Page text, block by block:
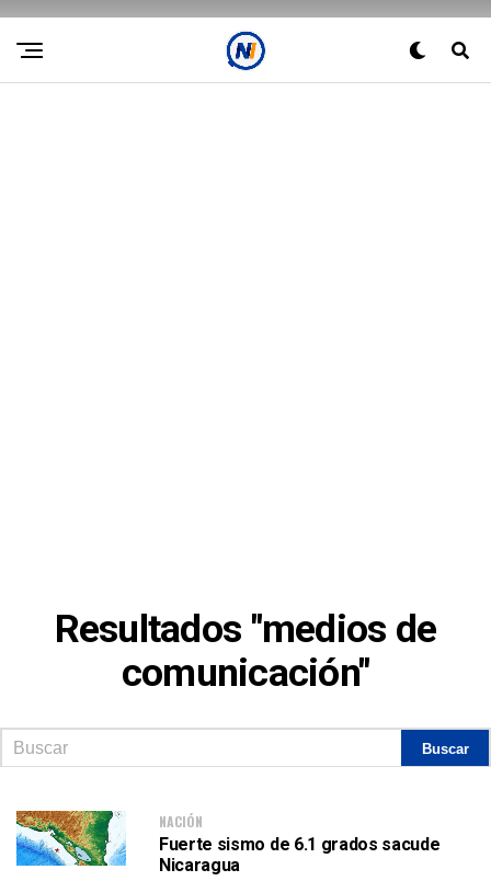
Resultados "medios de
comunicación"
NACIÓN
Fuerte sismo de 6.1 grados sacude
Nicaragua